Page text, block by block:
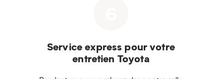
Service express pour votre
entretien Toyota